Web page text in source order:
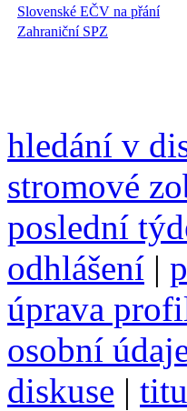
Slovenské EČV na přání
Zahraniční SPZ
hledání v
stromové
poslední
odhlášení |
úprava
osobní
diskuse |